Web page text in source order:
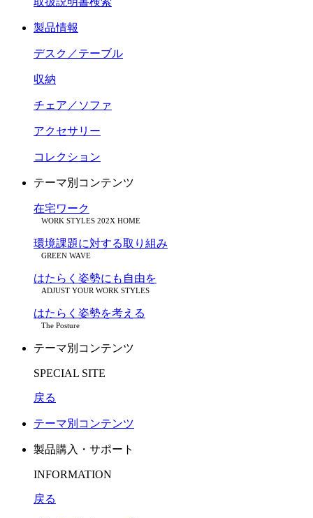
製品情報
デスク／テーブル
収納
チェア／ソファ
アクセサリー
コレクション
テーマ別コンテンツ
在宅ワーク
WORK STYLES 202X HOME
環境課題に対する取り組み
GREEN WAVE
はたらく姿勢にも自由を
ADJUST YOUR WORK STYLES
はたらく姿勢を考える
The Posture
テーマ別コンテンツ
SPECIAL SITE
戻る
テーマ別コンテンツ
製品購入・サポート
INFORMATION
戻る